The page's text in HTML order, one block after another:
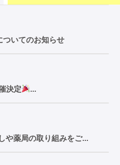
ついてのお知らせ
決定
...
や薬局の取り組みをご...